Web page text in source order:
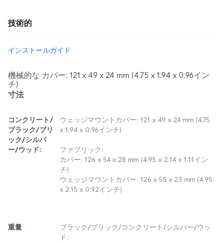
技術的
インストールガイド
機械的な カバー: 121 x 49 x 24 mm (4.75 x 1.94 x 0.96イン
チ)
寸法
コンクリート/
ブラック/ブリ
ック/シルバ
ー/ウッド:
ウェッジマウントカバー: 121 x 49 x 24 mm (4.75
x 1.94 x 0.96インチ)
ファブリック:
カバー: 126 x 54 x 28 mm (4.95 x 2.14 x 1.11イン
チ)
ウェッジマウントカバー: 126 x 55 x 23 mm (4.95
x 2.15 x 0.92インチ)
重量
ブラック/ブリック/コンクリート/シルバー/ウッ
ド: